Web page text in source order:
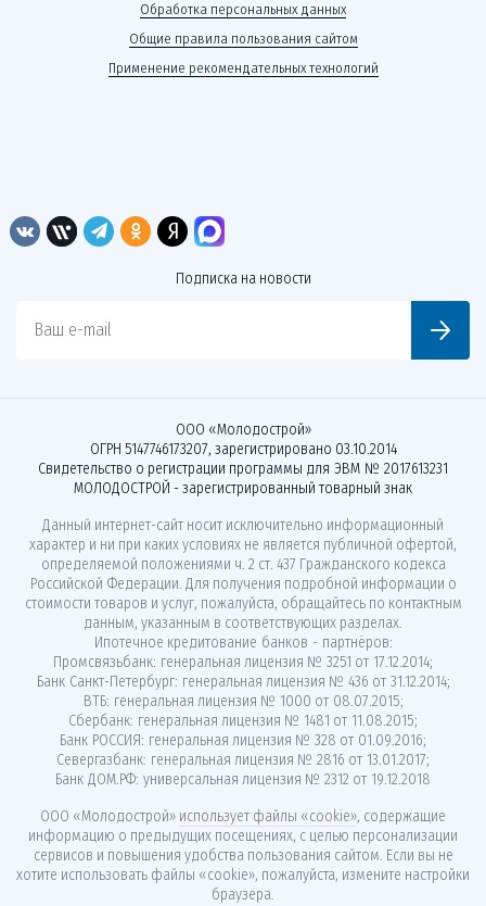
Обработка персональных данных
Общие правила пользования сайтом
Применение рекомендательных технологий
Подписка на новости
Ваш e-mail
ООО «Молодострой»
ОГРН 5147746173207, зарегистрировано 03.10.2014
Свидетельство о регистрации программы для ЭВМ № 2017613231
МОЛОДОСТРОЙ - зарегистрированный товарный знак
Данный интернет-сайт носит исключительно информационный
характер и ни при каких условиях не является публичной офертой,
определяемой положениями ч. 2 ст. 437 Гражданского кодекса
Российской Федерации. Для получения подробной информации о
стоимости товаров и услуг, пожалуйста, обращайтесь по контактным
данным, указанным в соответствующих разделах.
Ипотечное кредитование банков - партнёров:
Промсвязьбанк: генеральная лицензия № 3251 от 17.12.2014;
Банк Санкт-Петербург: генеральная лицензия № 436 от 31.12.2014;
ВТБ: генеральная лицензия № 1000 от 08.07.2015;
Сбербанк: генеральная лицензия № 1481 от 11.08.2015;
Банк РОССИЯ: генеральная лицензия № 328 от 01.09.2016;
Севергазбанк: генеральная лицензия № 2816 от 13.01.2017;
Банк ДОМ.РФ: универсальная лицензия № 2312 от 19.12.2018
ООО «Молодострой» использует файлы «cookie», содержащие
информацию о предыдущих посещениях, с целью персонализации
сервисов и повышения удобства пользования сайтом. Если вы не
хотите использовать файлы «cookie», пожалуйста, измените настройки
браузера.